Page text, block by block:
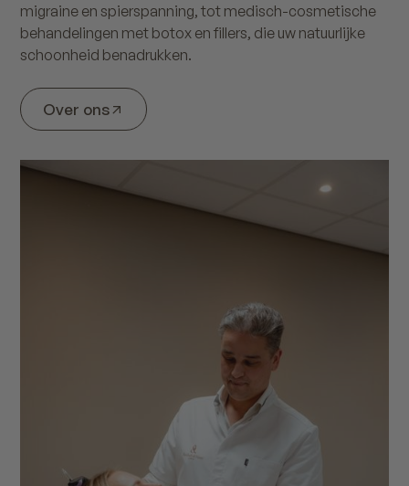
migraine en spierspanning, tot medisch-cosmetische
behandelingen met botox en fillers, die uw natuurlijke
schoonheid benadrukken.
Over ons